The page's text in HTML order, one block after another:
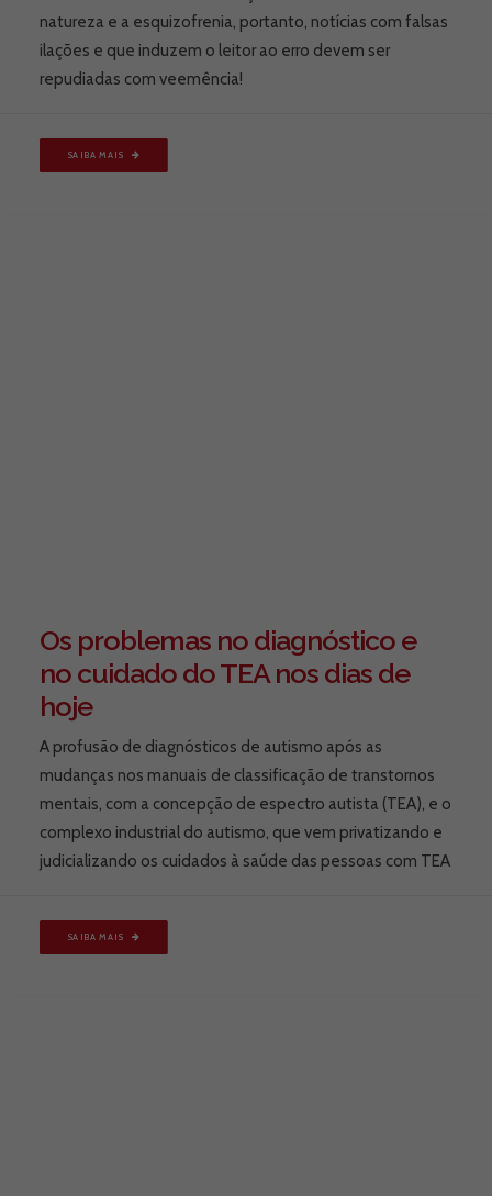
natureza e a esquizofrenia, portanto, notícias com falsas
ilações e que induzem o leitor ao erro devem ser
repudiadas com veemência!
SAIBA MAIS
Os problemas no diagnóstico e
no cuidado do TEA nos dias de
hoje
A profusão de diagnósticos de autismo após as
mudanças nos manuais de classificação de transtornos
mentais, com a concepção de espectro autista (TEA), e o
complexo industrial do autismo, que vem privatizando e
judicializando os cuidados à saúde das pessoas com TEA
SAIBA MAIS